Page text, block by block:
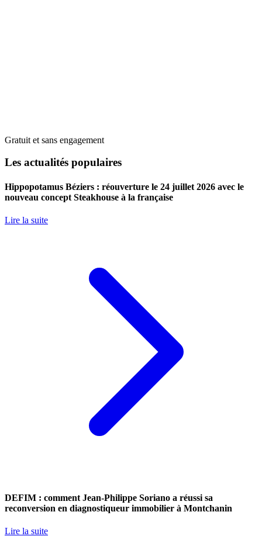
Gratuit et sans engagement
Les actualités populaires
Hippopotamus Béziers : réouverture le 24 juillet 2026 avec le
nouveau concept Steakhouse à la française
Lire la suite
DEFIM : comment Jean-Philippe Soriano a réussi sa
reconversion en diagnostiqueur immobilier à Montchanin
Lire la suite